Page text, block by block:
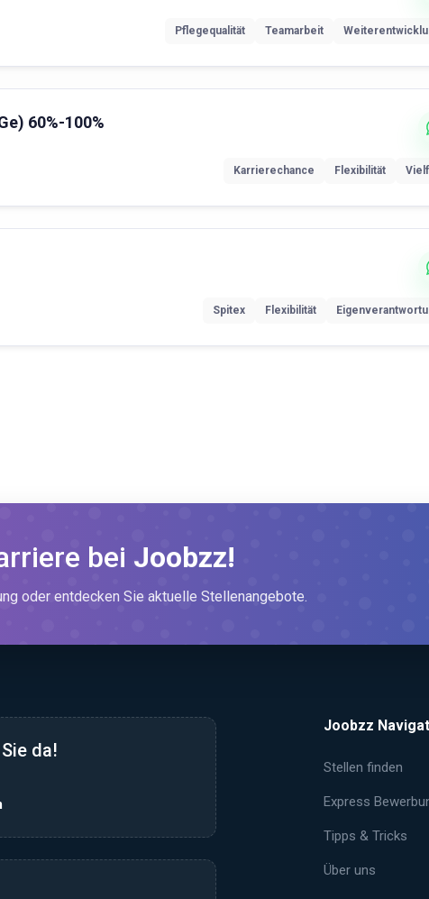
Pflegequalität Teamarbeit
60%-100%
Karrierechance Flexibilität
Spitex Flexibilität
bei Joobzz!
oder entdecken Sie aktuelle Stellenangebote.
da!
Joobzz
Stellen finden
Express
Tipps & Tricks
Über uns